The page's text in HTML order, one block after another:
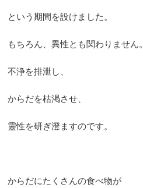
という期間を設けました。
もちろん、異性とも関わりません。
不浄を排泄し、
からだを枯渇させ、
靈性を研ぎ澄ますのです。
からだにたくさんの食べ物が